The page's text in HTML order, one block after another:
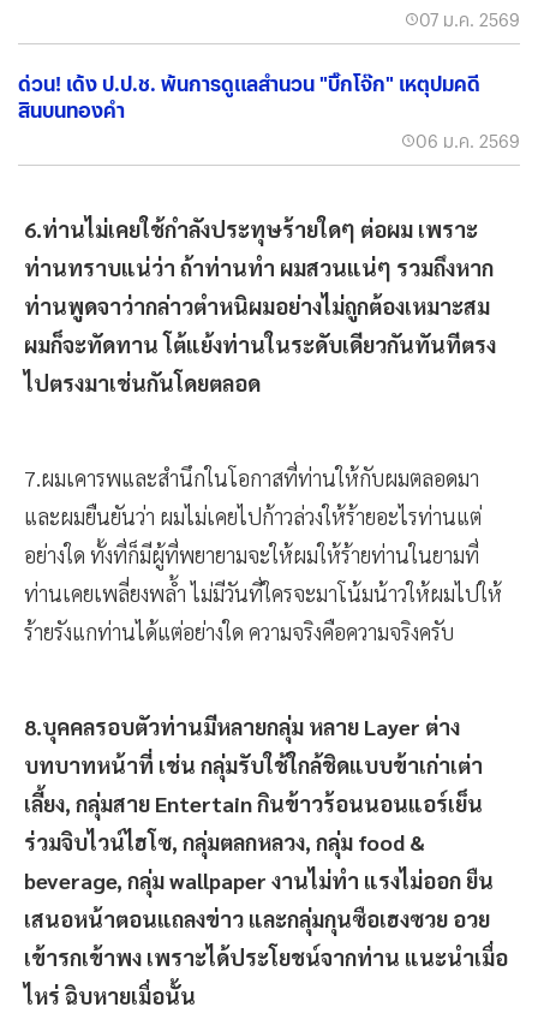
07 ม.ค. 2569
ด่วน! เด้ง ป.ป.ช. พ้นการดูแลสำนวน "บิ๊กโจ๊ก" เหตุปมคดี
สินบนทองคำ
06 ม.ค. 2569
6.ท่านไม่เคยใช้กำลังประทุษร้ายใดๆ ต่อผม เพราะ
ท่านทราบแน่ว่า ถ้าท่านทำ ผมสวนแน่ๆ รวมถึงหาก
ท่านพูดจาว่ากล่าวตำหนิผมอย่างไม่ถูกต้องเหมาะสม
ผมก็จะทัดทาน โต้แย้งท่านในระดับเดียวกันทันทีตรง
ไปตรงมาเช่นกันโดยตลอด
7.ผมเคารพและสำนึกในโอกาสที่ท่านให้กับผมตลอดมา
และผมยืนยันว่า ผมไม่เคยไปก้าวล่วงให้ร้ายอะไรท่านแต่
อย่างใด ทั้งที่ก็มีผู้ที่พยายามจะให้ผมให้ร้ายท่านในยามที่
ท่านเคยเพลี่ยงพล้ำ ไม่มีวันที่ใครจะมาโน้มน้าวให้ผมไปให้
ร้ายรังแกท่านได้แต่อย่างใด ความจริงคือความจริงครับ
8.บุคคลรอบตัวท่านมีหลายกลุ่ม หลาย Layer ต่าง
บทบาทหน้าที่ เช่น กลุ่มรับใช้ใกล้ชิดแบบข้าเก่าเต่า
เลี้ยง, กลุ่มสาย Entertain กินข้าวร้อนนอนแอร์เย็น
ร่วมจิบไวน์ไฮโซ, กลุ่มตลกหลวง, กลุ่ม food &
beverage, กลุ่ม wallpaper งานไม่ทำ แรงไม่ออก ยืน
เสนอหน้าตอนแถลงข่าว และกลุ่มกุนซือเฮงซวย อวย
เข้ารกเข้าพง เพราะได้ประโยชน์จากท่าน แนะนำเมื่อ
ไหร่ ฉิบหายเมื่อนั้น